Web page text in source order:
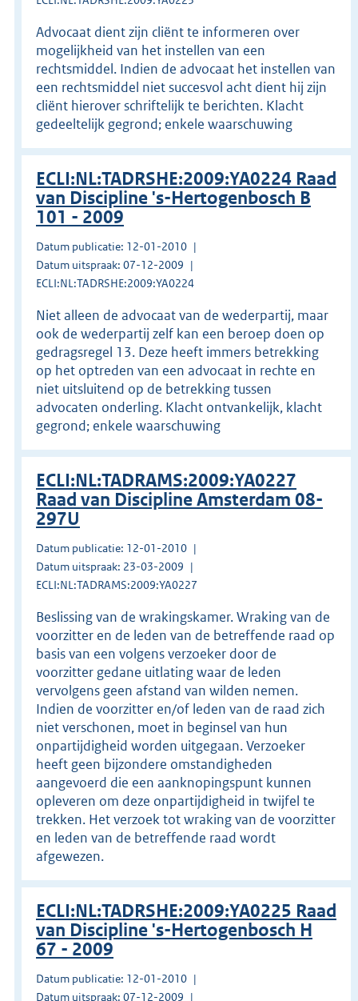
Advocaat dient zijn cliënt te informeren over
mogelijkheid van het instellen van een
rechtsmiddel. Indien de advocaat het instellen van
een rechtsmiddel niet succesvol acht dient hij zijn
cliënt hierover schriftelijk te berichten. Klacht
gedeeltelijk gegrond; enkele waarschuwing
ECLI:NL:TADRSHE:2009:YA0224 Raad
van Discipline 's-Hertogenbosch B
101 - 2009
Datum publicatie: 12-01-2010
Datum uitspraak: 07-12-2009
ECLI:NL:TADRSHE:2009:YA0224
Niet alleen de advocaat van de wederpartij, maar
ook de wederpartij zelf kan een beroep doen op
gedragsregel 13. Deze heeft immers betrekking
op het optreden van een advocaat in rechte en
niet uitsluitend op de betrekking tussen
advocaten onderling. Klacht ontvankelijk, klacht
gegrond; enkele waarschuwing
ECLI:NL:TADRAMS:2009:YA0227
Raad van Discipline Amsterdam 08-
297U
Datum publicatie: 12-01-2010
Datum uitspraak: 23-03-2009
ECLI:NL:TADRAMS:2009:YA0227
Beslissing van de wrakingskamer. Wraking van de
voorzitter en de leden van de betreffende raad op
basis van een volgens verzoeker door de
voorzitter gedane uitlating waar de leden
vervolgens geen afstand van wilden nemen.
Indien de voorzitter en/of leden van de raad zich
niet verschonen, moet in beginsel van hun
onpartijdigheid worden uitgegaan. Verzoeker
heeft geen bijzondere omstandigheden
aangevoerd die een aanknopingspunt kunnen
opleveren om deze onpartijdigheid in twijfel te
trekken. Het verzoek tot wraking van de voorzitter
en leden van de betreffende raad wordt
afgewezen.
ECLI:NL:TADRSHE:2009:YA0225 Raad
van Discipline 's-Hertogenbosch H
67 - 2009
Datum publicatie: 12-01-2010
Datum uitspraak: 07-12-2009